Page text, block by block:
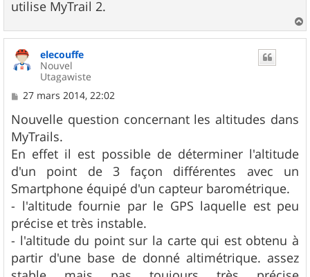
utilise MyTrail 2.
a
elecouffe
Nouvel
Utagawiste
M
s
s
a
g
e
27 mars 2014, 22:02
Nouvelle question concernant les altitudes dans
MyTrails.
En effet il est possible de déterminer l'altitude
d'un point de 3 façon différentes avec un
Smartphone équipé d'un capteur barométrique.
- l'altitude fournie par le GPS laquelle est peu
précise et très instable.
- l'altitude du point sur la carte qui est obtenu à
partir d'une base de donné altimétrique. assez